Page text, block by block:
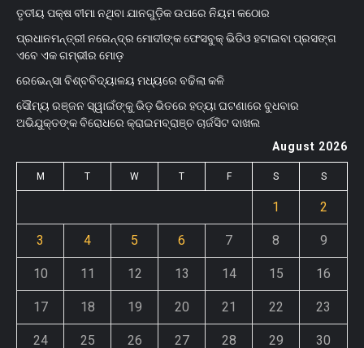
ତୃତୀୟ ପକ୍ଷ ବୀମା ନଥିବା ଯାନଗୁଡ଼ିକ ଉପରେ ନିୟମ କଠୋର
ପ୍ରଧାନମନ୍ତ୍ରୀ ନରେନ୍ଦ୍ର ମୋଦୀଙ୍କ ଫେସବୁକ୍ ଭିଡିଓ ହଟାଇବା ପ୍ରସଙ୍ଗ
ଏବେ ଏକ ଗମ୍ଭୀର ମୋଡ଼
ରେଭେନ୍ସା ବିଶ୍ବବିଦ୍ୟାଳୟ ମଧ୍ୟରେ ବଢିଲା କଳି
ସୌମ୍ୟ ରଞ୍ଜନ ସ୍ୱାଇଁଙ୍କୁ ଭିଡ଼ ଭିତରେ ହତ୍ୟା ଘଟଣାରେ ବୁଧବାର
ଅଭିଯୁକ୍ତଙ୍କ ବିରୋଧରେ କ୍ରାଇମବ୍ରାଞ୍ଚ ଚାର୍ଜସିଟ ଦାଖଲ
August 2026
M T W T F S S
1 2
3 4 5 6 7 8 9
10 11 12 13 14 15 16
17 18 19 20 21 22 23
24 25 26 27 28 29 30